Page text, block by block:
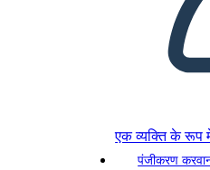
एक व्यक्ति के रूप
पंजीकरण